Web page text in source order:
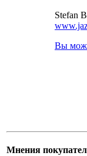
Stefan
Вы
Мнения